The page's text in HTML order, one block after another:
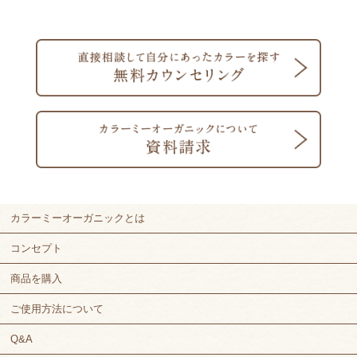
カラーミーオーガニックとは
コンセプト
商品を購入
ご使用方法について
Q&A